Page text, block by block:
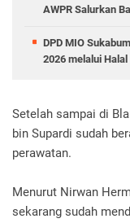
AWPR Salurkan
DPD MIO
2026 melalui
Setelah sampai di
bin Supardi sudah
perawatan.
Menurut Nirwan
sekarang sudah